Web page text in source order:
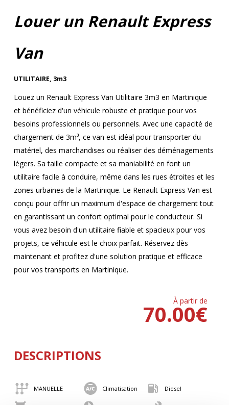
Louer un Renault Express
Van
UTILITAIRE, 3m3
Louez un Renault Express Van Utilitaire 3m3 en Martinique
et bénéficiez d'un véhicule robuste et pratique pour vos
besoins professionnels ou personnels. Avec une capacité de
chargement de 3m³, ce van est idéal pour transporter du
matériel, des marchandises ou réaliser des déménagements
légers. Sa taille compacte et sa maniabilité en font un
utilitaire facile à conduire, même dans les rues étroites et les
zones urbaines de la Martinique. Le Renault Express Van est
conçu pour offrir un maximum d'espace de chargement tout
en garantissant un confort optimal pour le conducteur. Si
vous avez besoin d'un utilitaire fiable et spacieux pour vos
projets, ce véhicule est le choix parfait. Réservez dès
maintenant et profitez d'une solution pratique et efficace
pour vos transports en Martinique.
À partir de
€
70.00
DESCRIPTIONS
MANUELLE Climatisation Diesel